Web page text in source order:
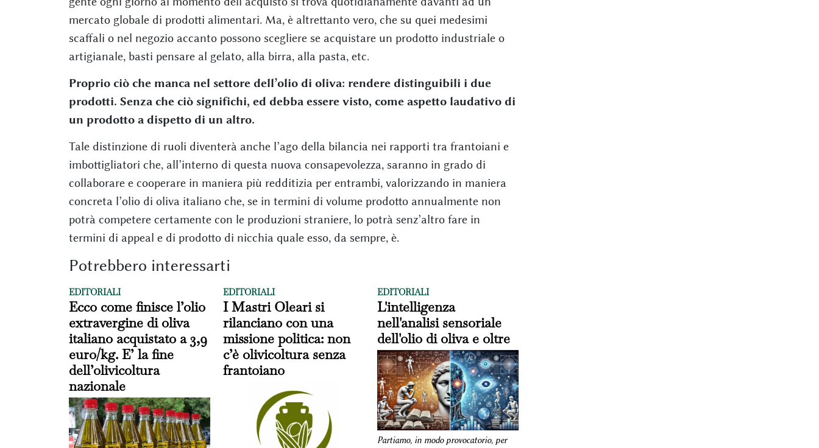
mercato globale di prodotti alimentari. Ma, è altrettanto vero, che su quei medesimi
scaffali o nel negozio accanto possono scegliere se acquistare un prodotto industriale o
artigianale, basti pensare al gelato, alla birra, alla pasta, etc.
Proprio ciò che manca nel settore dell’olio di oliva: rendere distinguibili i due
prodotti. Senza che ciò significhi, ed debba essere visto, come aspetto laudativo di
un prodotto a dispetto di un altro.
Tale distinzione di ruoli diventerà anche l’ago della bilancia nei rapporti tra frantoiani e
imbottigliatori che, all’interno di questa nuova consapevolezza, saranno in grado di
collaborare e cooperare in maniera più redditizia per entrambi, valorizzando in maniera
concreta l’olio di oliva italiano che, se in termini di volume prodotto annualmente non
potrà competere certamente con le produzioni straniere, lo potrà senz’altro fare in
termini di appeal e di prodotto di nicchia quale esso, da sempre, è.
Potrebbero interessarti
EDITORIALI
Ecco come finisce l’olio
extravergine di oliva
italiano acquistato a 3,9
euro/kg. E’ la fine
dell’olivicoltura
nazionale
EDITORIALI
I Mastri Oleari si
rilanciano con una
missione politica: non
c’è olivicoltura senza
frantoiano
EDITORIALI
L'intelligenza
nell'analisi sensoriale
dell'olio di oliva e oltre
Partiamo, in modo provocatorio, per